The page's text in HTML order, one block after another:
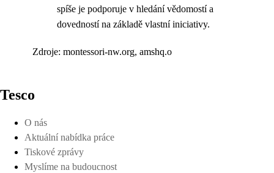
spíše je podporuje v hledání vědomostí a
dovedností na základě vlastní iniciativy.
Zdroje: montessori-nw.org, amshq.o
Tesco
O nás
Aktuální nabídka práce
Tiskové zprávy
Myslíme na budoucnost